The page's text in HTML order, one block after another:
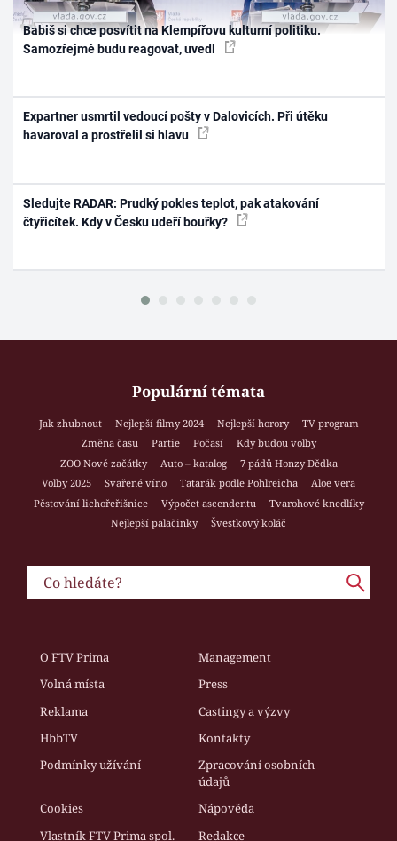
Babiš si chce posvítit na Klempířovu kulturní politiku.
Samozřejmě budu reagovat, uvedl
Expartner usmrtil vedoucí pošty v Dalovicích. Při útěku
havaroval a prostřelil si hlavu
Sledujte RADAR: Prudký pokles teplot, pak atakování
čtyřicítek. Kdy v Česku udeří bouřky?
Populární témata
Jak zhubnout Nejlepší filmy 2024 Nejlepší horory
TV program
Změna času
Partie Počasí
Kdy budou volby
ZOO Nové začátky
Auto – katalog
7 pádů Honzy Dědka
Volby 2025
Svařené víno Tatarák podle Pohlreicha
Aloe vera
Pěstování lichořeřišnice
Výpočet ascendentu
Tvarohové knedlíky
Nejlepší palačinky
Švestkový koláč
O FTV Prima
Management
Volná místa
Press
Reklama
Castingy a výzvy
HbbTV
Kontakty
Podmínky užívání
Zpracování osobních
údajů
Cookies
Nápověda
Vlastník FTV Prima spol.
Redakce